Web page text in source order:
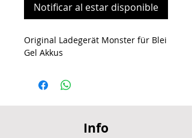
Notificar al estar disponible
Original Ladegerät Monster für Blei
Gel Akkus
Info